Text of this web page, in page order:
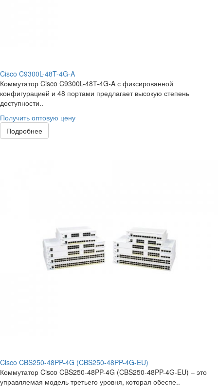
Cisco C9300L-48T-4G-A
Коммутатор Cisco C9300L-48T-4G-A с фиксированной
конфигурацией и 48 портами предлагает высокую степень
доступности..
Получить оптовую цену
Подробнее
Cisco CBS250-48PP-4G (CBS250-48PP-4G-EU)
Коммутатор Cisco CBS250-48PP-4G (CBS250-48PP-4G-EU) – это
управляемая модель третьего уровня, которая обеспе..